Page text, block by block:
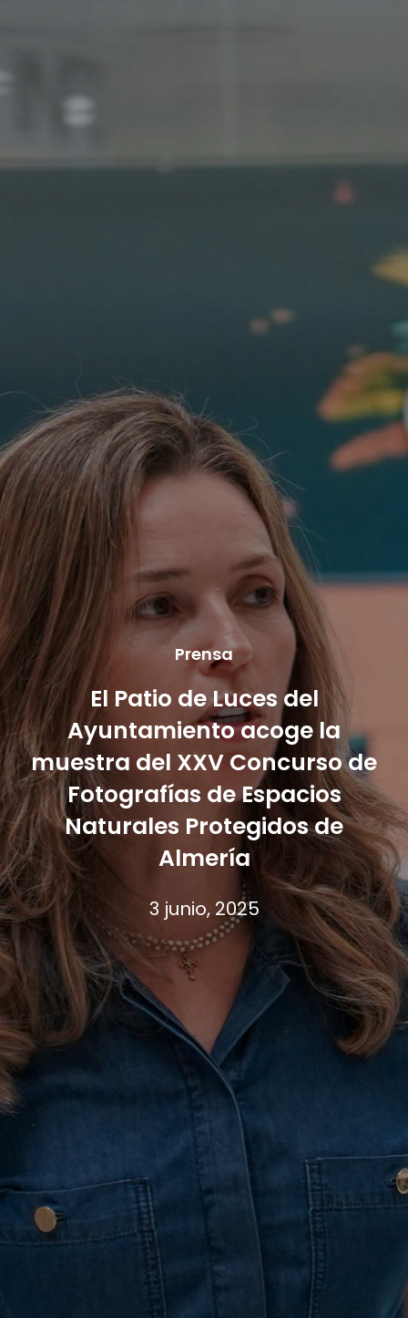
Prensa
El Patio de Luces del
Ayuntamiento acoge la
muestra del XXV Concurso de
Fotografías de Espacios
Naturales Protegidos de
Almería
3 junio, 2025